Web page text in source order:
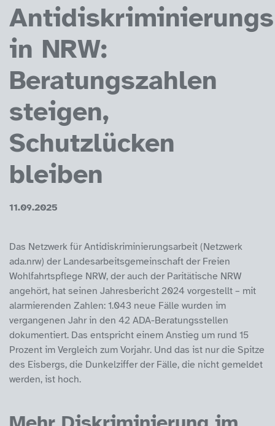
in NRW:
Beratungszahlen
steigen,
Schutzlücken
bleiben
11.09.2025
Das Netzwerk für Antidiskriminierungsarbeit (Netzwerk
ada.nrw) der Landesarbeitsgemeinschaft der Freien
Wohlfahrtspflege NRW, der auch der Paritätische NRW
angehört, hat seinen Jahresbericht 2024 vorgestellt – mit
alarmierenden Zahlen: 1.043 neue Fälle wurden im
vergangenen Jahr in den 42 ADA-Beratungsstellen
dokumentiert. Das entspricht einem Anstieg um rund 15
Prozent im Vergleich zum Vorjahr. Und das ist nur die Spitze
des Eisbergs, die Dunkelziffer der Fälle, die nicht gemeldet
werden, ist hoch.